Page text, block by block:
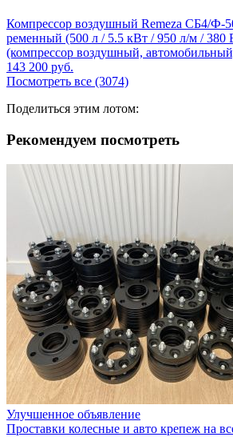
Компрессор воздушный Remeza СБ4/Ф-
ременный (500 л / 5.5 кВт / 950 л/м / 380
(компрессор воздушный,
143 200 руб.
Посмотреть все (3074)
Поделиться этим лотом:
Рекомендуем посмотреть
Улучшенное объявление
Проставки колесные и авто крепеж на